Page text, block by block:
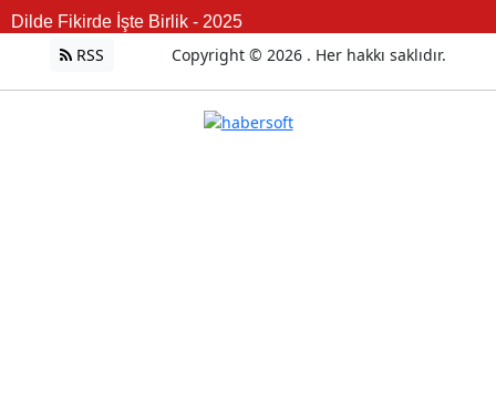
Dilde Fikirde İşte Birlik - 2025
RSS Copyright © 2026 . Her hakkı saklıdır.